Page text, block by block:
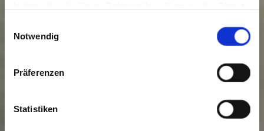
Cookies, wenn Sie unsere Webseite weiterhin nutzen.
Notwendig
Präferenzen
Statistiken